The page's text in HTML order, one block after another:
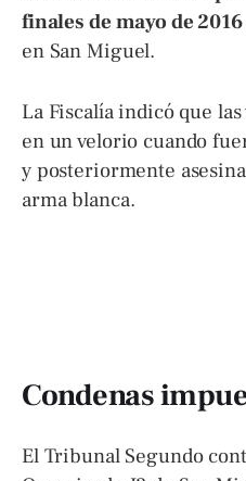
finales de mayo de 2016
en San Miguel.
La Fiscalía indicó que
en un velorio cuando
y posteriormente
arma blanca.
Condenas
El Tribunal Segundo